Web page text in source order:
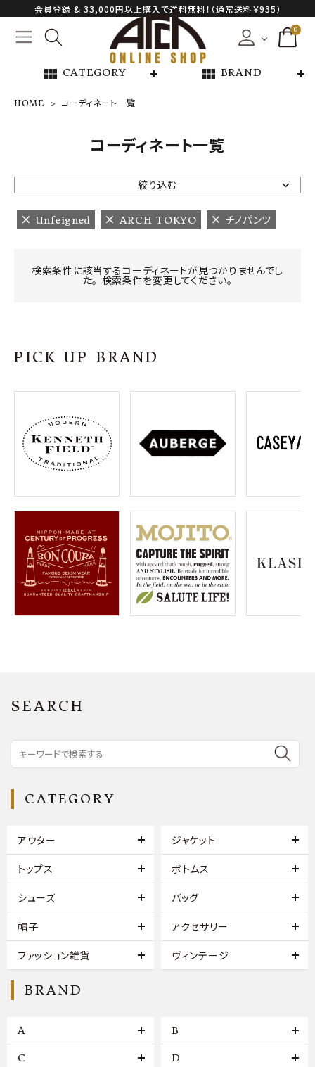
会員登録 & 33,000円以上購入で送料無料！（通常送料￥935）
0
view_module CATEGORY view_module BRAND
NEW ARRIVAL
ARCH EXCLUSIVE
BRAND
INFORMATION
ご利用ガイド
プライバシーポリシー
特定商取引法について
お問い合わせ
OFFICIAL WEB SITE
ACCOUNT MENU
ようこそ ゲスト 様
meeting_room ログイン 会員登録
HOME コーディネート一覧
コーディネート一覧
絞り込む
Unfeigned ARCH TOKYO チノパンツ
検索条件に該当するコーディネートが見つかりませんでし
た。 検索条件を変更してください。
PICK UP BRAND
SEARCH
CATEGORY
アウター ジャケット
トップス ボトムス
シューズ バッグ
帽子 アクセサリー
ファッション雑貨 ヴィンテージ
BRAND
A B
C D